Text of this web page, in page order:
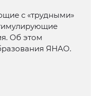
с «трудными»
Об этом
ЯНАО.